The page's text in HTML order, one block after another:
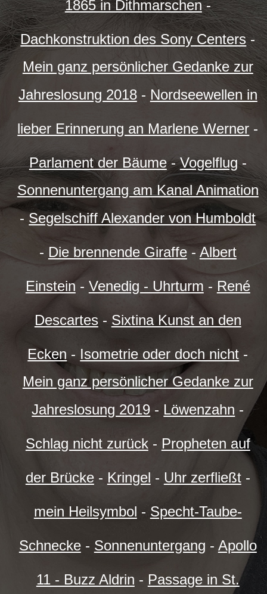
1865 in Dithmarschen-
Dachkonstruktion des Sony Centers -
Mein ganz persönlicher Gedanke zur
Jahreslosung 2018- Nordseewellen in
lieber Erinnerung an Marlene Werner -
Parlament der Bäume-Vogelflug-
Sonnenuntergang am Kanal Animation
- Segelschiff Alexander von Humboldt
- Die brennende Giraffe-Albert
Einstein- Venedig - Uhrturm - René
Descartes- Sixtina Kunst an den
Ecken - Isometrie oder doch nicht -
Mein ganz persönlicher Gedanke zur
Jahreslosung 2019 - Löwenzahn -
Schlag nicht zurück- Propheten auf
der Brücke- Kringel - Uhr zerfließt-
mein Heilsymbol - Specht-Taube-
Schnecke- Sonnenuntergang - Apollo
11 - Buzz Aldrin - Passage in St.